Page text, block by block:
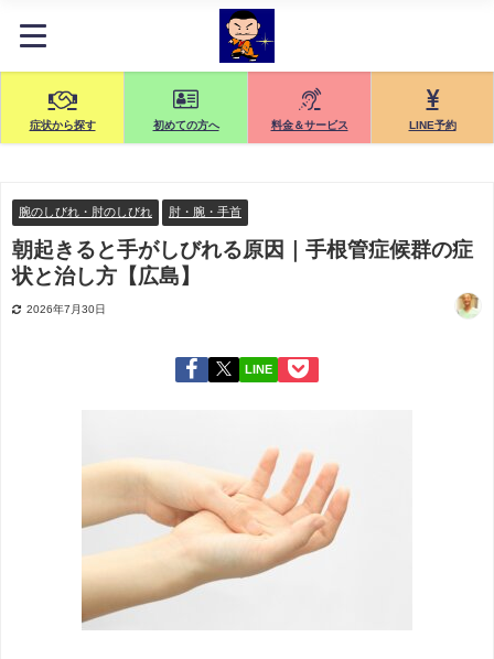
症状から探す 初めての方へ 料金＆サービス LINE予約
腕のしびれ・肘のしびれ 肘・腕・手首
朝起きると手がしびれる原因｜手根管症候群の症
状と治し方【広島】
2026年7月30日
LINE